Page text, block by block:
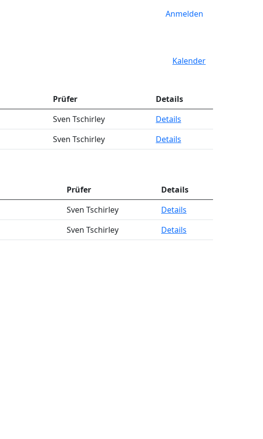
Anmelden
Kalender
Prüfer
Details
Sven Tschirley
Details
Sven Tschirley Details
Prüfer
Details
Sven Tschirley
Details
Sven Tschirley Details